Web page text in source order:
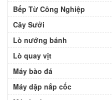
Bếp Từ Công Nghiệp
Cây Sưởi
Lò nướng bánh
Lò quay vịt
Máy bào đá
Máy dập nắp cốc